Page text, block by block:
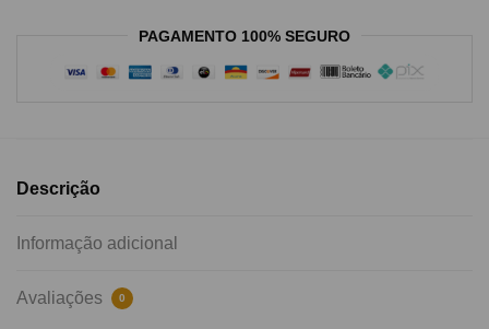
PAGAMENTO 100% SEGURO
Descrição
Informação adicional
Avaliações 0